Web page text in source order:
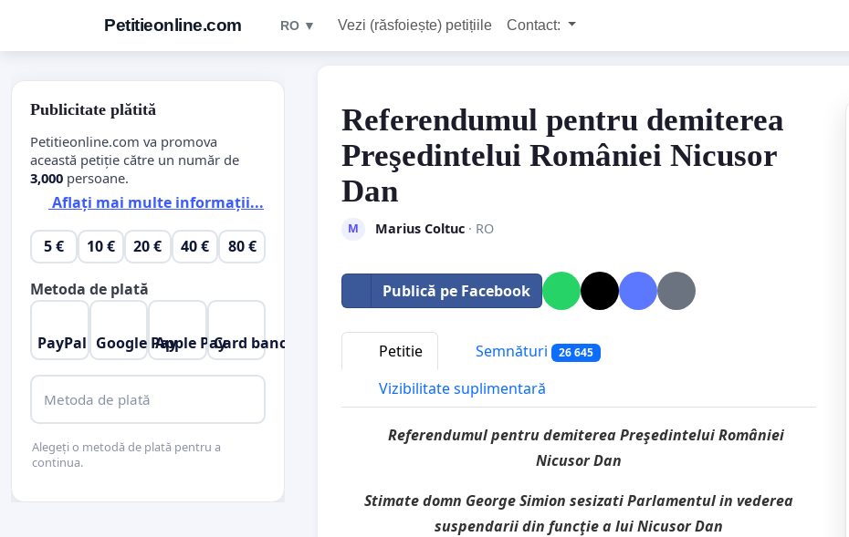
Petitieonline.com RO ▼ Vezi (răsfoiește) petițiile Contact:
Referendumul pentru demiterea
Preşedintelui României Nicusor
Dan
M Marius Coltuc· RO
Publică pe Facebook
Petitie Semnături 26 645
Vizibilitate suplimentară
Referendumul pentru demiterea Preşedintelui României
Nicusor Dan
Stimate domn George Simion sesizati Parlamentul in vederea
suspendarii din funcţie a lui Nicusor Dan
Publicitate plătită
Petitieonline.com va promova
această petiție către un număr de
3,000 persoane.
Aflați mai multe informații...
5 € 10 € 20 € 40 € 80 €
Metoda de plată
PayPal Google PayApple PayCard bancar
Metoda de plată
Alegeți o metodă de plată pentru a
continua.